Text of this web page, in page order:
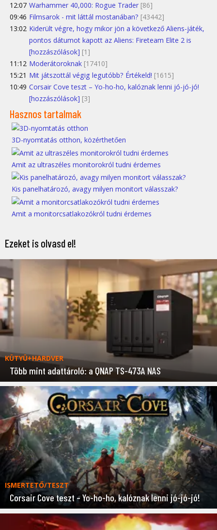
12:07 Warhammer 40,000: Rogue Trader [86]
09:46 Filmsarok - mit láttál mostanában? [43442]
13:02 Kiderült végre, hogy mikor jön a következő Aliens-játék,
pontos dátumot kapott az Aliens: Fireteam Elite 2 is
[hozzászólások] [1]
11:12 Moderátoroknak [17410]
15:21 Mit játszottál végig legutóbb? Értékeld! [1615]
10:49 Corsair Cove teszt – Yo-ho-ho, kalóznak lenni jó-jó-jó!
[hozzászólások] [3]
Hasznos tartalmak
3D-nyomtatás otthon, közérthetően
Amit az ultraszéles monitorokról tudni érdemes
Kis panelhatározó, avagy milyen monitort válasszak?
Amit a monitorcsatlakozókról tudni érdemes
Ezeket is olvasd el!
KÜTYÜ+HARDVER
Több mint adattároló: a QNAP TS-473A NAS
ISMERTETŐ/TESZT
Corsair Cove teszt – Yo-ho-ho, kalóznak lenni jó-jó-jó!